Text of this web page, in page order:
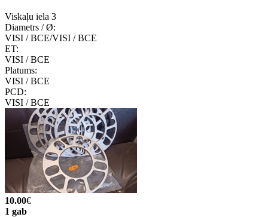
Viskaļu iela 3
Diametrs / Ø:
VISI / ВСЕ/VISI / ВСЕ
ET:
VISI / ВСЕ
Platums:
VISI / ВСЕ
PCD:
VISI / ВСЕ
10.00€
1 gab